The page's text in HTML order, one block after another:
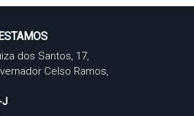
dos Santos, 17,
Celso Ramos,
J